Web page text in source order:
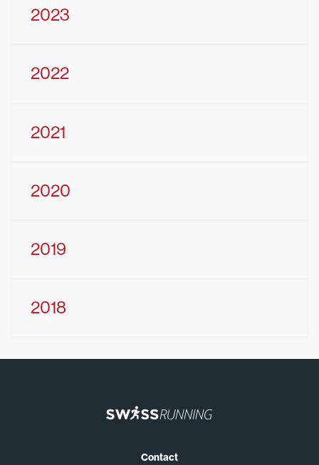
2023
2022
2021
2020
2019
2018
Contact